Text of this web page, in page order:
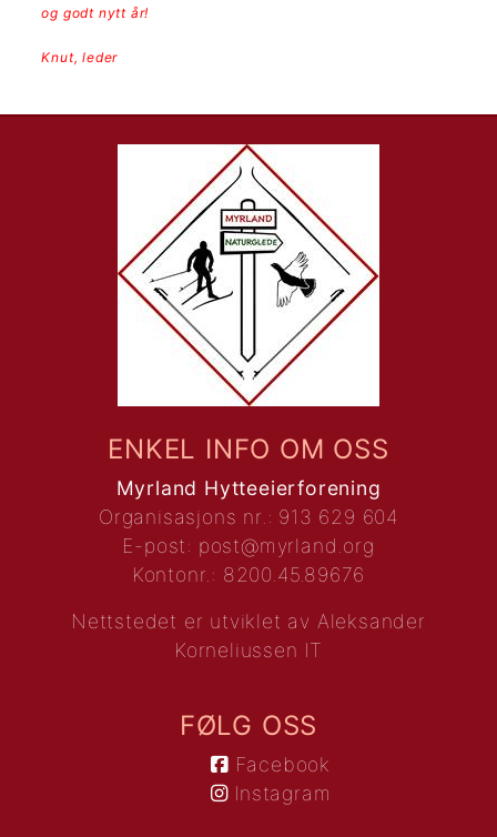
og godt nytt år!
Knut, leder
ENKEL INFO OM OSS
Myrland Hytteeierforening
Organisasjons nr.: 913 629 604
E-post: post@myrland.org
Kontonr.: 8200.45.89676
Nettstedet er utviklet av Aleksander
Korneliussen IT
FØLG OSS
Facebook
Instagram